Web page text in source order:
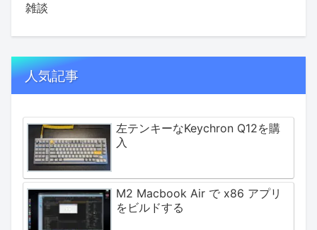
雑談
人気記事
左テンキーなKeychron Q12を購
入
M2 Macbook Air で x86 アプリ
をビルドする